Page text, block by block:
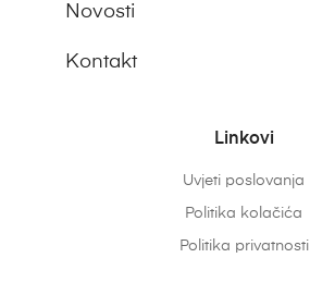
Novosti
Kontakt
Linkovi
Uvjeti poslovanja
Politika kolačića
Politika privatnosti